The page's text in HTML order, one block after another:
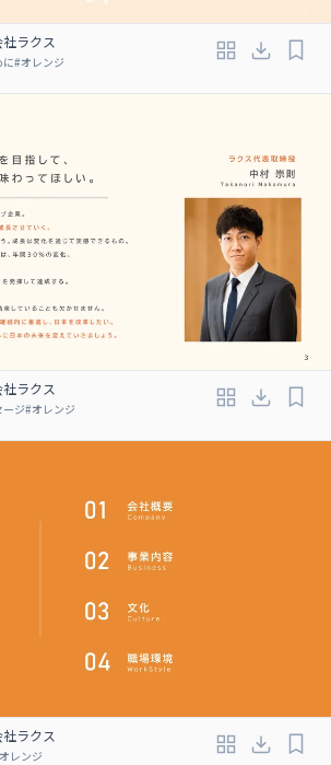
ラクス
に#オレンジ
ラクス
ージ#オレンジ
ラクス
オレンジ